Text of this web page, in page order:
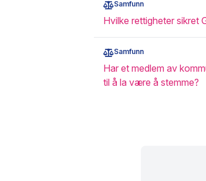
Samfunn
Hvilke rettigheter sikret
Samfunn
Har et medlem av
til å la være å stemme?